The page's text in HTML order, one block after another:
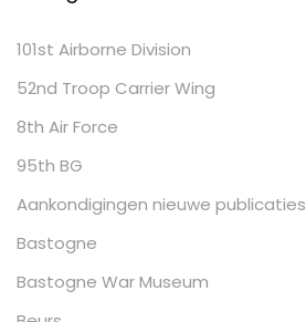
101st Airborne Division
52nd Troop Carrier Wing
8th Air Force
95th BG
Aankondigingen nieuwe publicaties
Bastogne
Bastogne War Museum